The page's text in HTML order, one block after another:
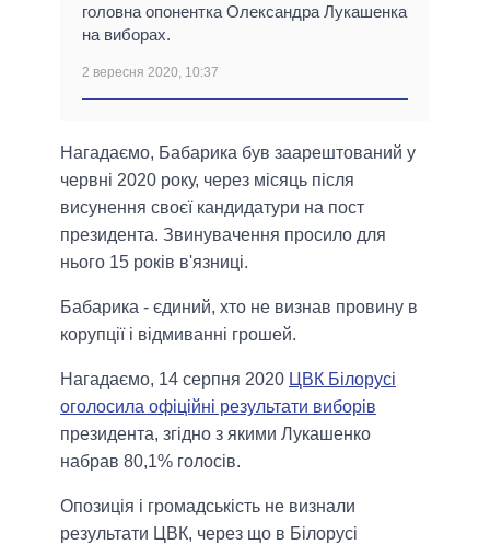
головна опонентка Олександра Лукашенка
на виборах.
2 вересня 2020, 10:37
Нагадаємо, Бабарика був заарештований у
червні 2020 року, через місяць після
висунення своєї кандидатури на пост
президента. Звинувачення просило для
нього 15 років в'язниці.
Бабарика - єдиний, хто не визнав провину в
корупції і відмиванні грошей.
Нагадаємо, 14 серпня 2020 ЦВК Білорусі
оголосила офіційні результати виборів
президента, згідно з якими Лукашенко
набрав 80,1% голосів.
Опозиція і громадськість не визнали
результати ЦВК, через що в Білорусі